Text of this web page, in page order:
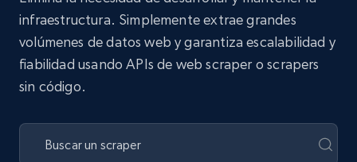
infraestructura. Simplemente extrae grandes
volúmenes de datos web y garantiza escalabilidad y
fiabilidad usando APIs de web scraper o scrapers
sin código.